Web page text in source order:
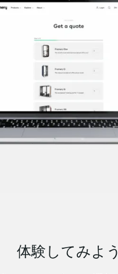
体験してみよう